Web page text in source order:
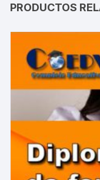
PRODUCTOS